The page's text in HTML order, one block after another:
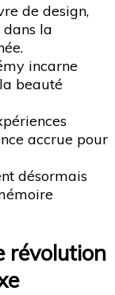
de design,
la
incarne
beauté
accrue pour
désormais
révolution